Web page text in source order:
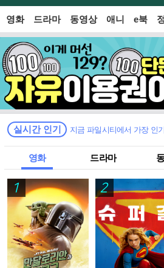
영화 드라마 동영상 애니 e북
실시간 인기 지금 파일시티에서 가장 인
영화 드라마
1 2